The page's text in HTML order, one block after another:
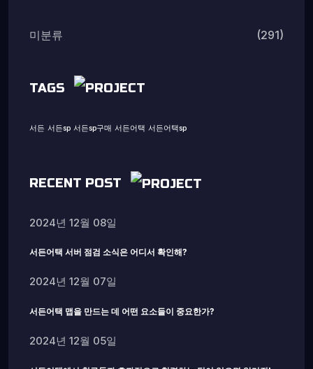
미분류 (291)
TAGS
서든 서든sp 서든sp구매 서든어택 서든어택sp
RECENT POST
2024년 12월 08일
서든어택 서버 점검 소식은 어디서 확인해?
2024년 12월 07일
서든어택 맵을 만드는 데 어떤 요소들이 중요한가?
2024년 12월 05일